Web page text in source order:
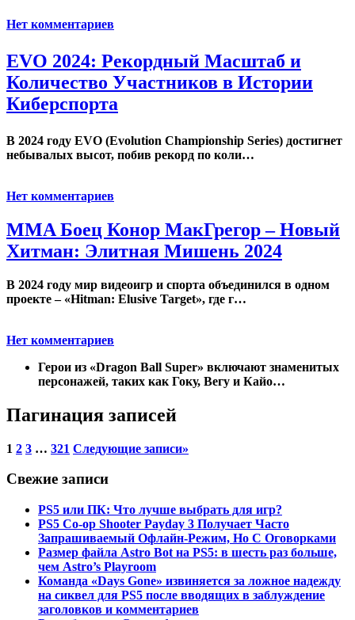
Нет комментариев
EVO 2024: Рекордный Масштаб и
Количество Участников в Истории
Киберспорта
В 2024 году EVO (Evolution Championship Series) достигнет
небывалых высот, побив рекорд по коли…
Нет комментариев
MMA Боец Конор МакГрегор – Новый
Хитман: Элитная Мишень 2024
В 2024 году мир видеоигр и спорта объединился в одном
проекте – «Hitman: Elusive Target», где г…
Нет комментариев
Герои из «Dragon Ball Super» включают знаменитых
персонажей, таких как Гоку, Вегу и Кайо…
Пагинация записей
1 2 3 … 321 Следующие записи»
Свежие записи
PS5 или ПК: Что лучше выбрать для игр?
PS5 Co-op Shooter Payday 3 Получает Часто
Запрашиваемый Офлайн-Режим, Но С Оговорками
Размер файла Astro Bot на PS5: в шесть раз больше,
чем Astro’s Playroom
Команда «Days Gone» извиняется за ложное надежду
на сиквел для PS5 после вводящих в заблуждение
заголовков и комментариев